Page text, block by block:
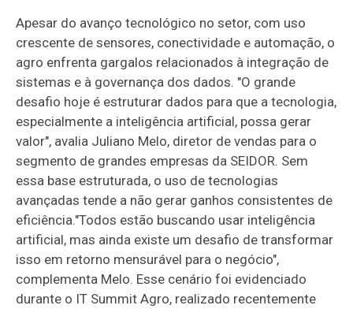
Apesar do avanço tecnológico no setor, com uso
crescente de sensores, conectividade e automação, o
agro enfrenta gargalos relacionados à integração de
sistemas e à governança dos dados. "O grande
desafio hoje é estruturar dados para que a tecnologia,
especialmente a inteligência artificial, possa gerar
valor", avalia Juliano Melo, diretor de vendas para o
segmento de grandes empresas da SEIDOR. Sem
essa base estruturada, o uso de tecnologias
avançadas tende a não gerar ganhos consistentes de
eficiência."Todos estão buscando usar inteligência
artificial, mas ainda existe um desafio de transformar
isso em retorno mensurável para o negócio",
complementa Melo. Esse cenário foi evidenciado
durante o IT Summit Agro, realizado recentemente